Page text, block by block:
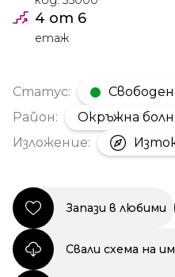
4 от 6
етаж
Статус: Свободен
Район:
Окръжна
Изложение:
Запази в любими
Свали схема на